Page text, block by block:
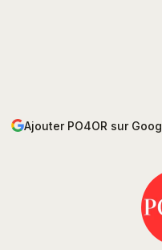
Ajouter PO4OR sur